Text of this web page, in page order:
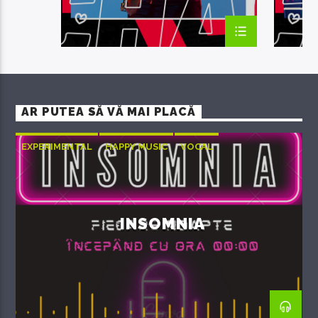
AR PUTEA SĂ VĂ MAI PLACĂ
EXPERIMENTAL HAPPY MUSIC VOCAL
INSOMNIA